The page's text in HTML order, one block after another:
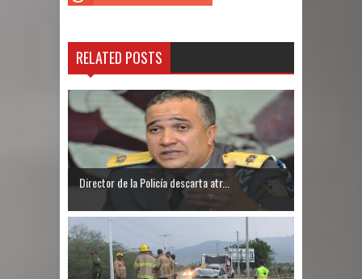
RELATED POSTS
Director de la Policía descarta atr...